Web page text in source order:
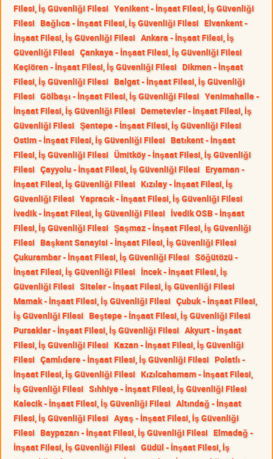
Filesi, İş Güvenliği Filesi Yenikent - İnşaat Filesi, İş Güvenliği
Filesi Bağlıca - İnşaat Filesi, İş Güvenliği Filesi Elvankent -
İnşaat Filesi, İş Güvenliği Filesi Ankara - İnşaat Filesi, İş
Güvenliği Filesi Çankaya - İnşaat Filesi, İş Güvenliği Filesi
Keçiören - İnşaat Filesi, İş Güvenliği Filesi Dikmen - İnşaat
Filesi, İş Güvenliği Filesi Balgat - İnşaat Filesi, İş Güvenliği
Filesi Gölbaşı - İnşaat Filesi, İş Güvenliği Filesi Yenimahalle -
İnşaat Filesi, İş Güvenliği Filesi Demetevler - İnşaat Filesi, İş
Güvenliği Filesi Şentepe - İnşaat Filesi, İş Güvenliği Filesi
Ostim - İnşaat Filesi, İş Güvenliği Filesi Batıkent - İnşaat
Filesi, İş Güvenliği Filesi Ümitköy - İnşaat Filesi, İş Güvenliği
Filesi Çayyolu - İnşaat Filesi, İş Güvenliği Filesi Eryaman -
İnşaat Filesi, İş Güvenliği Filesi Kızılay - İnşaat Filesi, İş
Güvenliği Filesi Yapracık - İnşaat Filesi, İş Güvenliği Filesi
İvedik - İnşaat Filesi, İş Güvenliği Filesi İvedik OSB - İnşaat
Filesi, İş Güvenliği Filesi Şaşmaz - İnşaat Filesi, İş Güvenliği
Filesi Başkent Sanayisi - İnşaat Filesi, İş Güvenliği Filesi
Çukurambar - İnşaat Filesi, İş Güvenliği Filesi Söğütözü -
İnşaat Filesi, İş Güvenliği Filesi İncek - İnşaat Filesi, İş
Güvenliği Filesi Siteler - İnşaat Filesi, İş Güvenliği Filesi
Mamak - İnşaat Filesi, İş Güvenliği Filesi Çubuk - İnşaat Filesi,
İş Güvenliği Filesi Beştepe - İnşaat Filesi, İş Güvenliği Filesi
Pursaklar - İnşaat Filesi, İş Güvenliği Filesi Akyurt - İnşaat
Filesi, İş Güvenliği Filesi Kazan - İnşaat Filesi, İş Güvenliği
Filesi Çamlıdere - İnşaat Filesi, İş Güvenliği Filesi Polatlı -
İnşaat Filesi, İş Güvenliği Filesi Kızılcahamam - İnşaat Filesi,
İş Güvenliği Filesi Sıhhiye - İnşaat Filesi, İş Güvenliği Filesi
Kalecik - İnşaat Filesi, İş Güvenliği Filesi Altındağ - İnşaat
Filesi, İş Güvenliği Filesi Ayaş - İnşaat Filesi, İş Güvenliği
Filesi Baypazarı - İnşaat Filesi, İş Güvenliği Filesi Elmadağ -
İnşaat Filesi, İş Güvenliği Filesi Güdül - İnşaat Filesi, İş